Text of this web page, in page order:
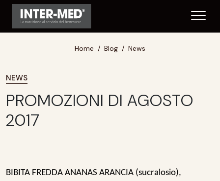
Home Blog News
NEWS
PROMOZIONI DI AGOSTO
2017
BIBITA FREDDA ANANAS ARANCIA (sucralosio),